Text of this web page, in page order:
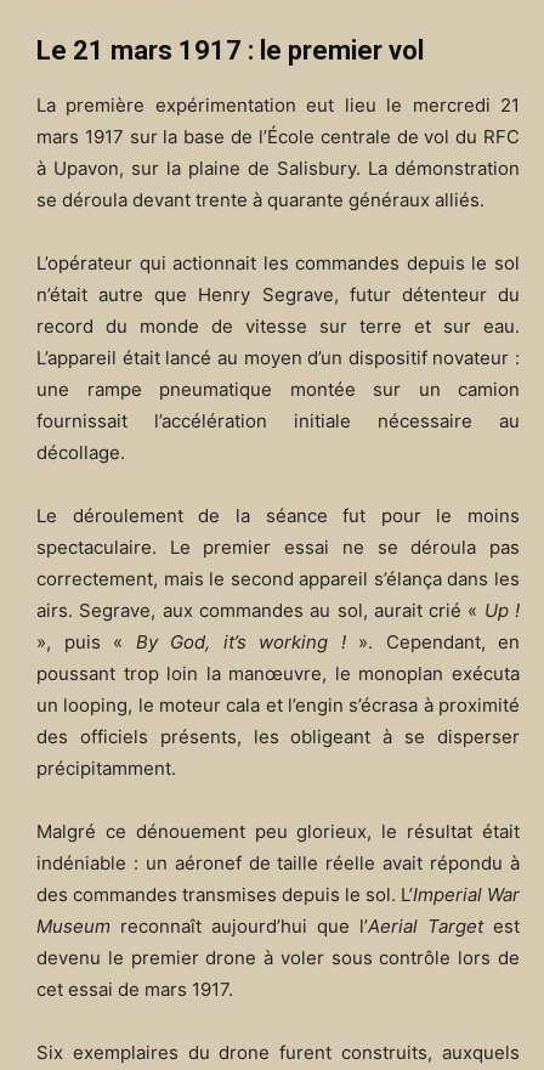
Le 21 mars 1917 : le premier vol
La première expérimentation eut lieu le mercredi 21
mars 1917 sur la base de l’École centrale de vol du RFC
à Upavon, sur la plaine de Salisbury. La démonstration
se déroula devant trente à quarante généraux alliés.
L’opérateur qui actionnait les commandes depuis le sol
n’était autre que Henry Segrave, futur détenteur du
record du monde de vitesse sur terre et sur eau.
L’appareil était lancé au moyen d’un dispositif novateur :
une rampe pneumatique montée sur un camion
fournissait l’accélération initiale nécessaire au
décollage.
Le déroulement de la séance fut pour le moins
spectaculaire. Le premier essai ne se déroula pas
correctement, mais le second appareil s’élança dans les
airs. Segrave, aux commandes au sol, aurait crié « Up !
», puis « By God, it’s working !». Cependant, en
poussant trop loin la manœuvre, le monoplan exécuta
un looping, le moteur cala et l’engin s’écrasa à proximité
des officiels présents, les obligeant à se disperser
précipitamment.
Malgré ce dénouement peu glorieux, le résultat était
indéniable : un aéronef de taille réelle avait répondu à
des commandes transmises depuis le sol. L’Imperial War
Museum reconnaît aujourd’hui que l’Aerial Targetest
devenu le premier drone à voler sous contrôle lors de
cet essai de mars 1917.
Six exemplaires du drone furent construits, auxquels